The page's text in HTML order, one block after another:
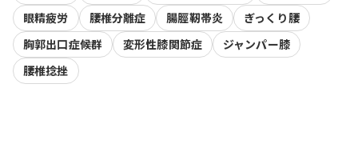
眼精疲労
腰椎分離症 腸脛靭帯炎
ぎっくり腰
胸郭出口症候群
変形性膝関節症
ジャンパー膝
腰椎捻挫